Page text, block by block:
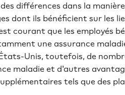
différences dans la
dont ils bénéficient sur les
courant que les employés
une assurance
Unis, toutefois, de
maladie et d'autres
tels que des